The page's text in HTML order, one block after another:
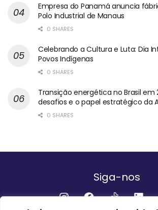
Empresa do Panamá anuncia
Polo Industrial de Manaus
0 SHARES
Celebrando a Cultura e Luta: Dia
Povos Indígenas
0 SHARES
Transição energética no Brasil em
desafios e o papel estratégico da
0 SHARES
Siga-nos